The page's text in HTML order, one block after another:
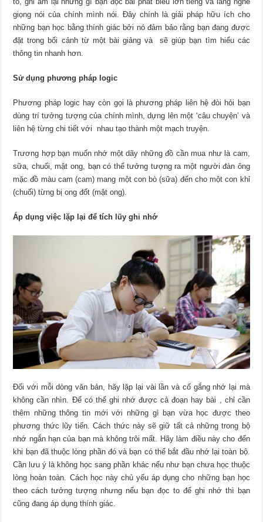
giọng nói của chính mình nói. Đây chính là giải pháp hữu ích cho
những bạn học bằng thính giác bởi nó đảm bảo rằng bạn đang được
đặt trong bối cảnh từ một bài giảng và sẽ giúp bạn tìm hiểu các
thông tin nhanh hơn.
Sử dụng phương pháp logic
Phương pháp logic hay còn gọi là phương pháp liên hệ đòi hỏi bạn
dùng trí tưởng tượng của chính mình, dựng lên một ‘câu chuyện’ và
liên hệ từng chi tiết với nhau tạo thành một mạch truyện.
Trương hợp bạn muốn nhớ một dãy những đồ cần mua như là cam,
sữa, chuối, mật ong, bạn có thể tưởng tượng ra một người đàn ông
mặc đồ màu cam (cam) mang một con bò (sữa) đến cho một con khỉ
(chuối) từng bị ong đốt (mật ong).
Áp dụng việc lặp lại để tích lũy ghi nhớ
Đối với mỗi dòng văn bản, hãy lặp lại vài lần và cố gắng nhớ lại mà
không cần nhìn. Để có thể ghi nhớ được cả đoạn hay bài , chỉ cần
thêm những thông tin mới với những gì bạn vừa học được theo
phương thức lũy tiến. Cách thức này sẽ giữ tất cả những trong bộ
nhớ ngắn hạn của bạn mà không trôi mất. Hãy làm điều này cho đến
khi bạn đã thuộc lòng phần đó và bạn có thể bắt đầu nhớ lại toàn bộ.
Cần lưu ý là không học sang phần khác nếu như bạn chưa học thuộc
lòng hoàn toàn. Cách học này chủ yếu áp dụng cho những bạn học
theo cách tưởng tượng nhưng nếu bạn đọc to để ghi nhớ thì bạn
cũng đang áp dụng thính giác.